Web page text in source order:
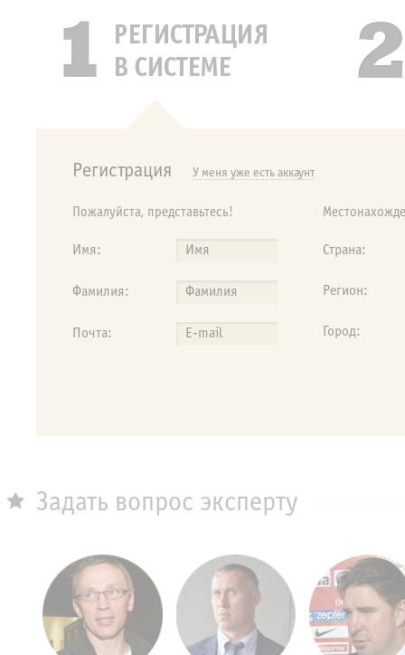
Регистрация У меня уже есть аккаунт
Пожалуйста, представьтесь!
Имя:
Фамилия:
Почта:
Страна:
Регион:
Город:
Задать вопрос эксперту